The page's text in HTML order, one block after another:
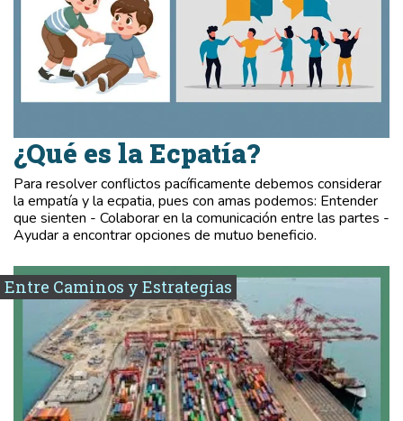
¿Qué es la Ecpatía?
Para resolver conflictos pacíficamente debemos considerar
la empatía y la ecpatia, pues con amas podemos: Entender
que sienten - Colaborar en la comunicación entre las partes -
Ayudar a encontrar opciones de mutuo beneficio.
Entre Caminos y Estrategias